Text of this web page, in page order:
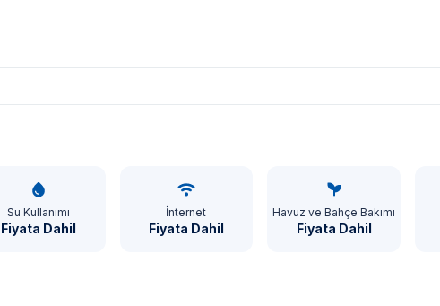
Su Kullanımı
Fiyata Dahil
İnternet
Fiyata Dahil
Havuz ve Bahçe Bakımı
Fiyata Dahil